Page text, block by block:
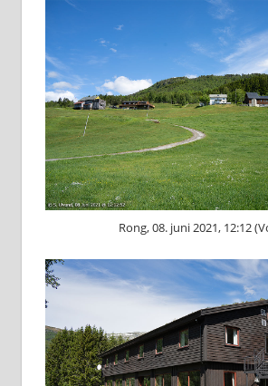
Rong, 08. juni 2021, 12:12